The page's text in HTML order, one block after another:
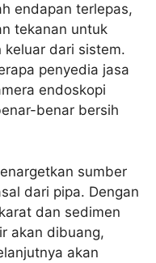
endapan terlepas,
tekanan untuk
keluar dari sistem.
penyedia jasa
endoskopi
benar bersih
sumber
dari pipa. Dengan
dan sedimen
akan dibuang,
akan